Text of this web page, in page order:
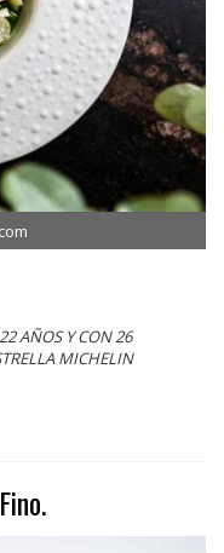
AÑOS Y CON 26
MICHELIN